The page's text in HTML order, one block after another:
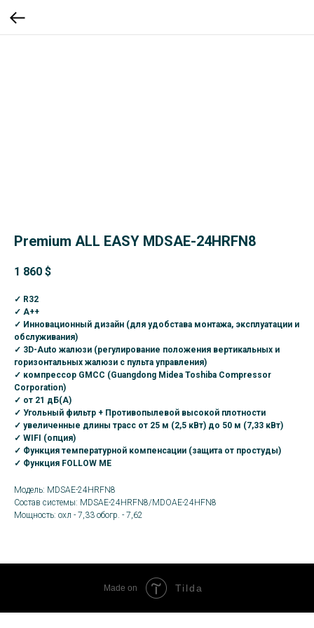
Premium ALL EASY MDSAE-24HRFN8
1 860 $
✓ R32
✓ A++
✓ Инновационный дизайн (для удобстава монтажа, эксплуатации и
обслуживания)
✓ 3D-Auto жалюзи (регулирование положения вертикальных и
горизонтальных жалюзи с пульта управления)
✓ компрессор GMCC (Guangdong Midea Toshiba Compressor
Corporation)
✓ от 21 дБ(A)
✓ Угольный фильтр + Противопылевой высокой плотности
✓ увеличенные длины трасс от 25 м (2,5 кВт) до 50 м (7,33 кВт)
✓ WIFI (опция)
✓ Функция температурной компенсации (защита от простуды)
✓ Функция FOLLOW ME
Модель: MDSAE-24HRFN8
Состав системы: MDSAE-24HRFN8/MDOAE-24HFN8
Мощность: охл - 7,33 обогр. - 7,62
Made on Tilda